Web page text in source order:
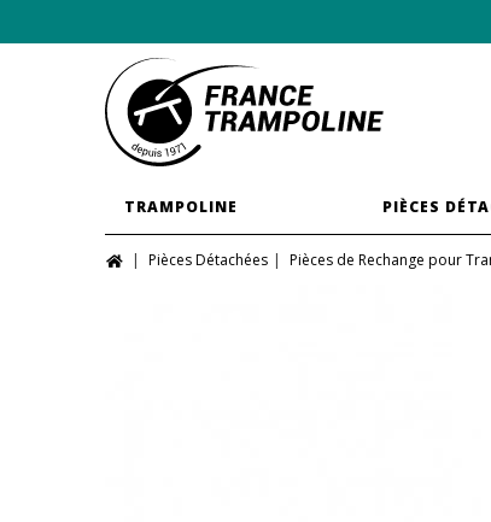
TRAMPOLINE PIÈCES
Pièces Détachées Pièces de Rechange pour